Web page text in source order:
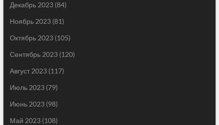
Декабрь 2023(84)
Ноябрь 2023(81)
Октябрь 2023(105)
Сентябрь 2023(120)
Август 2023(117)
Июль 2023(79)
Июнь 2023(98)
Май 2023(108)